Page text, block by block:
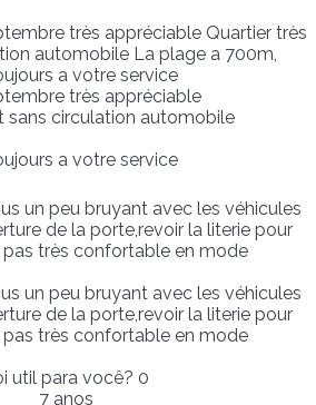
très appréciable Quartier très
automobile La plage a 700m,
a votre service
très appréciable
sans circulation automobile
a votre service
un peu bruyant avec les véhicules
de la porte,revoir la literie pour
très confortable en mode
un peu bruyant avec les véhicules
de la porte,revoir la literie pour
très confortable en mode
util para você? 0
7 anos